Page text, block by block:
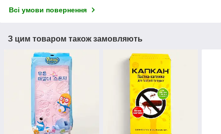
Всі умови повернення
З цим товаром також замовляють